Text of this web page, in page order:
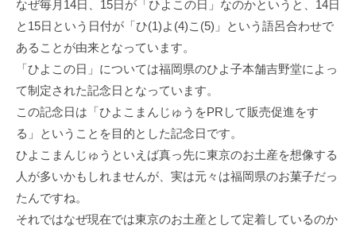
なぜ毎月14日、15日が「ひよこの日」なのかというと、14日
と15日という日付が「ひ(1)よ(4)こ(5)」という語呂合わせで
あることが由来となっています。
「ひよこの日」については福岡県のひよ子本舗吉野堂によっ
て制定された記念日となっています。
この記念日は「ひよこまんじゅうをPRして販売促進をす
る」ということを目的とした記念日です。
ひよこまんじゅうといえば真っ先に東京のお土産を想像する
人が多いかもしれませんが、実は元々は福岡県のお菓子だっ
たんですね。
それではなぜ現在では東京のお土産として定着しているのか